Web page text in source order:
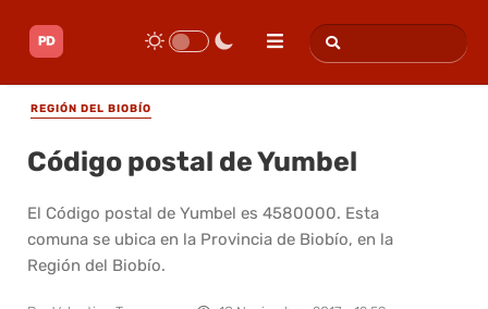
REGIÓN DEL BIOBÍO
Código postal de Yumbel
El Código postal de Yumbel es 4580000. Esta
comuna se ubica en la Provincia de Biobío, en la
Región del Biobío.